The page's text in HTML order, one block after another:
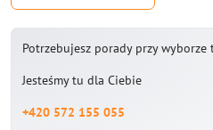
Potrzebujesz porady przy wyborze
Jesteśmy tu dla Ciebie
+420 572 155 055